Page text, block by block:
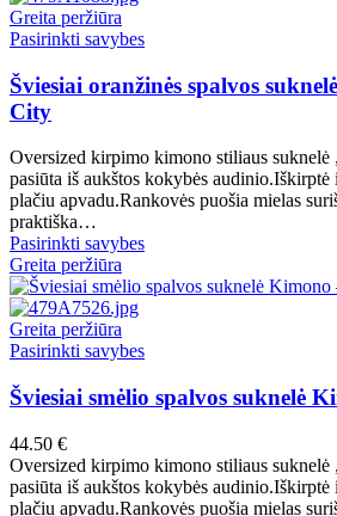
options
be
chosen
product
page
Greita peržiūra
Pasirinkti savybesThis
has
multiple
options
may
be
on
product
Šviesiai oranžinės spalvos
City
Oversized kirpimo kimono stiliaus
pasiūta iš aukštos kokybės
plačiu apvadu.Rankovės puošia mielas
praktiška…
Pasirinkti savybesThis
has
The
may
be
on
the
product
Greita peržiūra
Greita peržiūra
Pasirinkti savybesThis
has
multiple
The
options
may
Šviesiai smėlio spalvos suknelė
44.50 €
Oversized kirpimo kimono stiliaus
pasiūta iš aukštos kokybės
plačiu apvadu.Rankovės puošia mielas